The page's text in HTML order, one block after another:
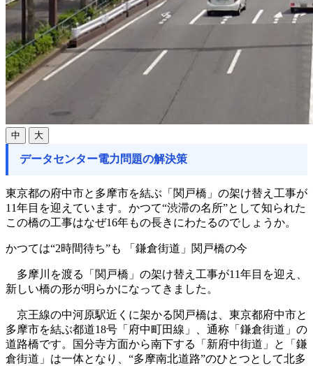
中 大
データセンター電力問題の解決策
東京都の府中市と多摩市を結ぶ「関戸橋」の架け替え工事が
11年目を迎えています。かつて“渋滞の名所”として知られた
この橋の工事はなぜ16年もの長きにわたるのでしょうか。
かつては“2時間待ち”も 「鎌倉街道」関戸橋の今
多摩川を渡る「関戸橋」の架け替え工事が11年目を迎え、
新しい橋の形が明らかになってきました。
京王線の中河原駅近くに架かる関戸橋は、東京都府中市と
多摩市を結ぶ都道18号「府中町田線」、通称「鎌倉街道」の
道路橋です。国分寺方面から南下する「新府中街道」と「鎌
倉街道」は一体となり、“多摩南北道路”のひとつとして北多